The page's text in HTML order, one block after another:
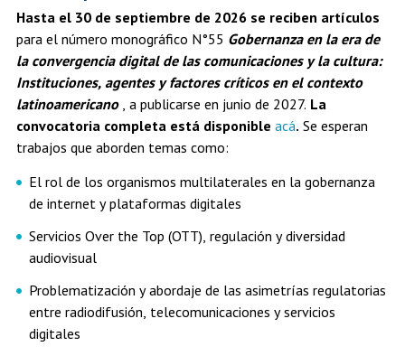
Hasta el 30 de septiembre de 2026 se reciben artículos
para el número monográfico N°55 Gobernanza en la era de
la convergencia digital de las comunicaciones y la cultura:
Instituciones, agentes y factores críticos en el contexto
latinoamericano, a publicarse en junio de 2027. La
convocatoria completa está disponible acá. Se esperan
trabajos que aborden temas como:
El rol de los organismos multilaterales en la gobernanza
de internet y plataformas digitales
Servicios Over the Top (OTT), regulación y diversidad
audiovisual
Problematización y abordaje de las asimetrías regulatorias
entre radiodifusión, telecomunicaciones y servicios
digitales